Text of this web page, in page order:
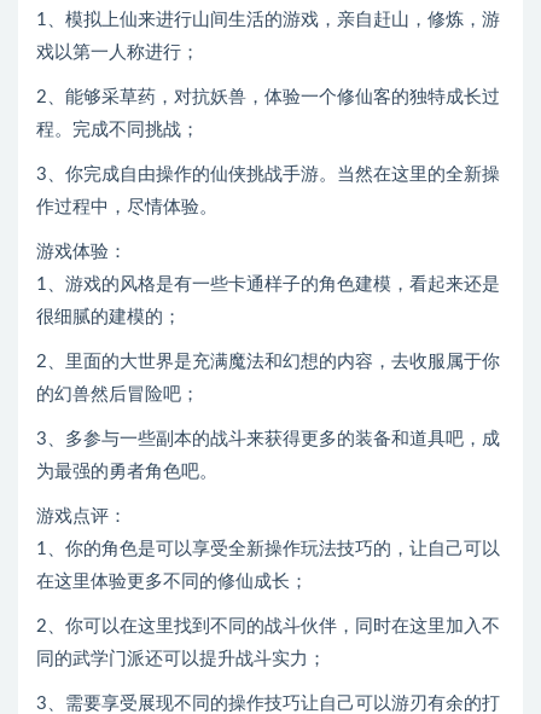
1、模拟上仙来进行山间生活的游戏，亲自赶山，修炼，游
戏以第一人称进行；
2、能够采草药，对抗妖兽，体验一个修仙客的独特成长过
程。完成不同挑战；
3、你完成自由操作的仙侠挑战手游。当然在这里的全新操
作过程中，尽情体验。
游戏体验：
1、游戏的风格是有一些卡通样子的角色建模，看起来还是
很细腻的建模的；
2、里面的大世界是充满魔法和幻想的内容，去收服属于你
的幻兽然后冒险吧；
3、多参与一些副本的战斗来获得更多的装备和道具吧，成
为最强的勇者角色吧。
游戏点评：
1、你的角色是可以享受全新操作玩法技巧的，让自己可以
在这里体验更多不同的修仙成长；
2、你可以在这里找到不同的战斗伙伴，同时在这里加入不
同的武学门派还可以提升战斗实力；
3、需要享受展现不同的操作技巧让自己可以游刃有余的打